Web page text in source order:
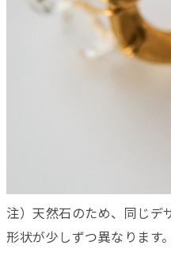
注）天然石のため、同じデ
形状が少しずつ異なります。